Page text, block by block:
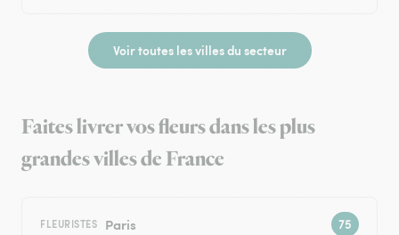
Voir toutes les villes du secteur
Faites livrer vos fleurs dans les plus
grandes villes de France
FLEURISTES Paris